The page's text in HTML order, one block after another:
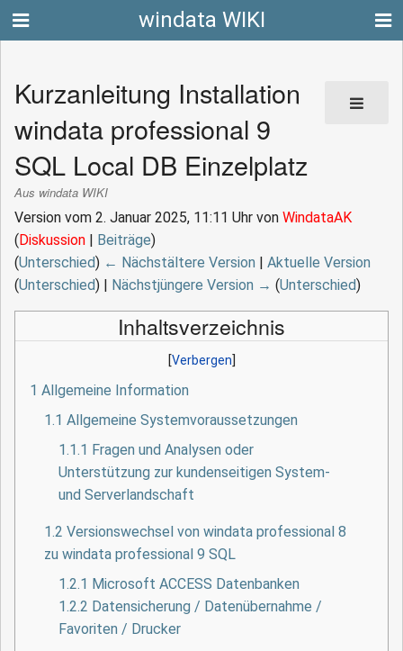
windata WIKI
Kurzanleitung Installation
windata professional 9
SQL Local DB Einzelplatz
Aus windata WIKI
Version vom 2. Januar 2025, 11:11 Uhr von WindataAK
( Diskussion Beiträge)
(Unterschied) ← Nächstältere Version
Aktuelle Version
(Unterschied) | Nächstjüngere Version → (Unterschied)
Inhaltsverzeichnis
1 Allgemeine Information
1.1 Allgemeine Systemvoraussetzungen
1.1.1 Fragen und Analysen oder
Unterstützung zur kundenseitigen System-
und Serverlandschaft
1.2 Versionswechsel von windata professional 8
zu windata professional 9 SQL
1.2.1 Microsoft ACCESS Datenbanken
1.2.2 Datensicherung / Datenübernahme /
Favoriten / Drucker